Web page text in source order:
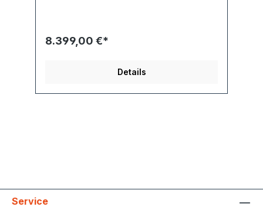
8.399,00 €*
Details
Service